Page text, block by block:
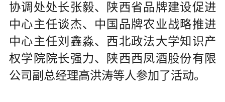
协调处处长张毅、陕西省品牌建设促进
中心主任谈杰、中国品牌农业战略推进
中心主任刘鑫淼、西北政法大学知识产
权学院院长强力、陕西西凤酒股份有限
公司副总经理高洪涛等人参加了活动。